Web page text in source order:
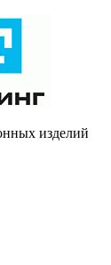
изделий